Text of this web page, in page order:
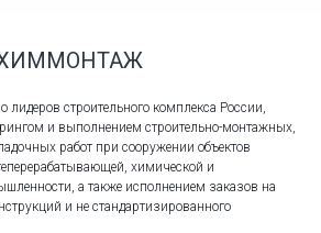
строительного комплекса России,
и выполнением строительно-монтажных,
работ при сооружении объектов
химической и
а также исполнением заказов на
и не стандартизированного